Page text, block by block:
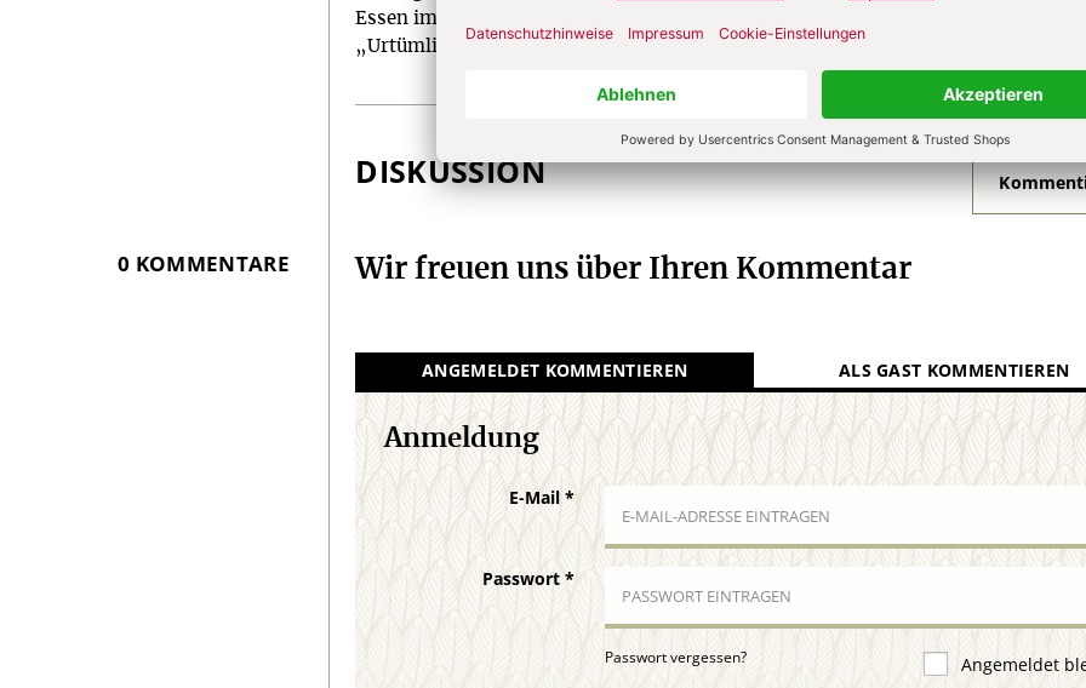
Essen im Fach Katholische Theologie. Zahlreiche Monographien, zuletzt
„Urtümliche Religiosität in der Gegenwart“, Freiburg 2022.
DISKUSSION
0 KOMMENTARE Wir freuen uns über Ihren Kommentar
ANGEMELDET KOMMENTIEREN ALS GAST KOMMENTIEREN
Anmeldung
E-Mail *
Passwort*
Passwort vergessen? Angemeldet